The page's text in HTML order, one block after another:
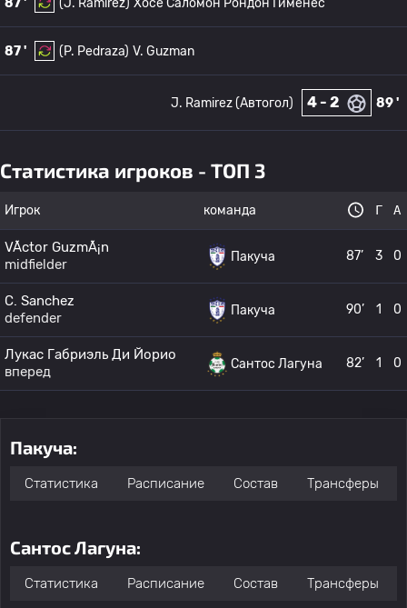
87 ' (P. Pedraza) V. Guzman
89 '
4 - 2
J. Ramirez (Автогол)
Статистика игроков - ТОП 3
Игрок команда Г А
VÃ­ctor GuzmÃ¡n
midfielder
Пакуча 87’ 3 0
C. Sanchez
defender
Пакуча 90’ 1 0
Лукас Габриэль Ди Йорио
вперед
Сантос Лагуна 82’ 1 0
Пакуча:
Статистика Расписание Состав Трансферы
Сантос Лагуна:
Статистика Расписание Состав Трансферы